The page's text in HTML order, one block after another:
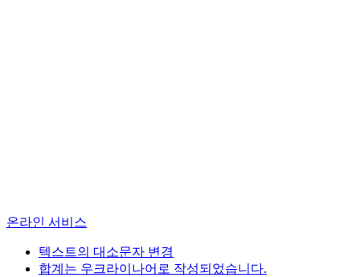
온라인 서비스
텍스트의 대소문자 변경
합계는 우크라이나어로 작성되었습니다.